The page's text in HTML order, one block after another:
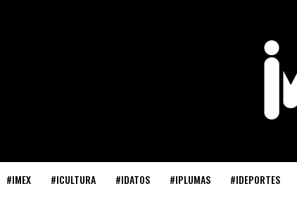
#IMEX #ICULTURA #IDATOS #IPLUMAS #IDEPORTES